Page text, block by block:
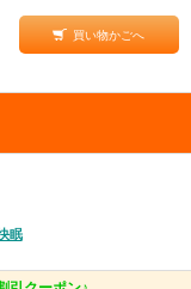
買い物かごへ
眠